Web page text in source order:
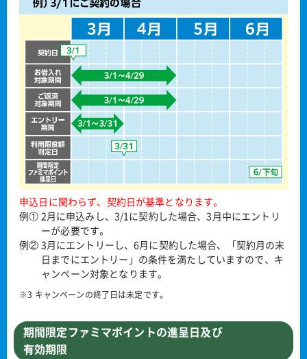
申込日に関わらず、契約日が基準となります。
例① 2月に申込みし、3/1に契約した場合、3月中にエントリ
ーが必要です。
例② 3月にエントリーし、6月に契約した場合、「契約月の末
日までにエントリー」の条件を満たしていますので、キ
ャンペーン対象となります。
※3 キャンペーンの終了日は未定です。
期間限定ファミマポイントの進呈日及び
有効期限